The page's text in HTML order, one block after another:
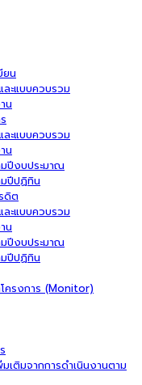
ยน
ละแบบควบรวม
น
ละแบบควบรวม
น
มปีงบประมาณ
มปีปฏิทิน
ดิต
ละแบบควบรวม
น
มปีงบประมาณ
มปีปฏิทิน
ครงการ (Monitor)
เติมจากการดำเนินงานตาม